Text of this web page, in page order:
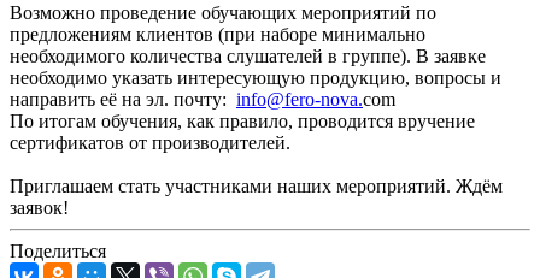
Возможно проведение обучающих мероприятий по
предложениям клиентов (при наборе минимально
необходимого количества слушателей в группе). В заявке
необходимо указать интересующую продукцию, вопросы и
направить её на эл. почту: info@fero-nova.com
По итогам обучения, как правило, проводится вручение
сертификатов от производителей.
Приглашаем стать участниками наших мероприятий. Ждём
заявок!
Поделиться